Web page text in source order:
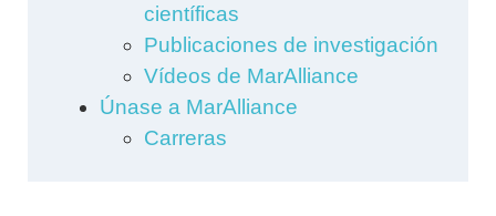
científicas
Publicaciones de investigación
Vídeos de MarAlliance
Únase a MarAlliance
Carreras